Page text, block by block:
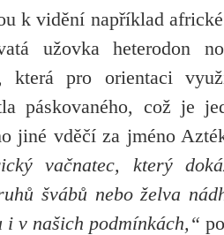
k vidění například
užovka heterodon
která pro orientaci
páskovaného, což je
jiné vděčí za jméno
vačnatec, který
švábů nebo želva
i v našich podmínkách,“